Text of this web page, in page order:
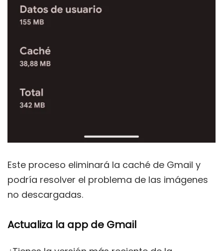
Este proceso eliminará la caché de Gmail y
podría resolver el problema de las imágenes
no descargadas.
Actualiza la app de Gmail